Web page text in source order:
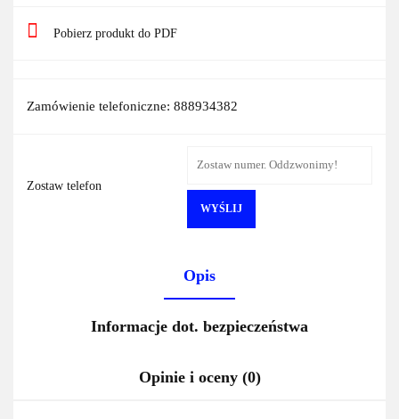
Pobierz produkt do PDF
Zamówienie telefoniczne: 888934382
Zostaw telefon
WYŚLIJ
Opis
Informacje dot. bezpieczeństwa
Opinie i oceny (0)